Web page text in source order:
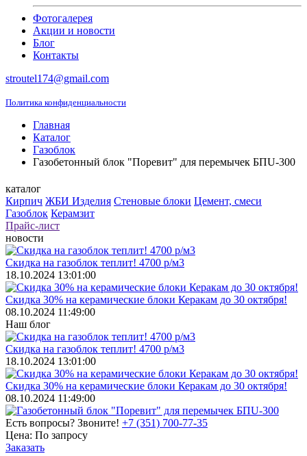
Фотогалерея
Акции и новости
Блог
Контакты
stroutel174@gmail.com
Политика конфиденциальности
Главная
Каталог
Газоблок
Газобетонный блок "Поревит" для перемычек БПU-300
каталог
Кирпич ЖБИ Изделия Стеновые блоки Цемент, смеси
Газоблок Керамзит
Прайс-лист
новости
Скидка на газоблок теплит! 4700 р/м3
18.10.2024 13:01:00
Скидка 30% на керамические блоки Керакам до 30 октября!
08.10.2024 11:49:00
Наш блог
Скидка на газоблок теплит! 4700 р/м3
18.10.2024 13:01:00
Скидка 30% на керамические блоки Керакам до 30 октября!
08.10.2024 11:49:00
Есть вопросы? Звоните! +7 (351) 700-77-35
Цена: По запросу
Заказать